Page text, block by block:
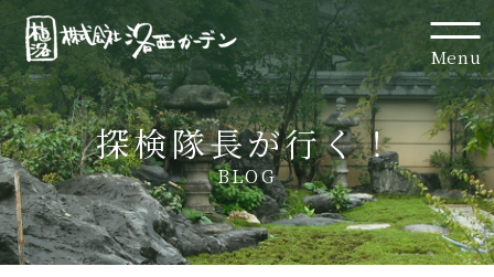
Menu
探検隊長が行く！
BLOG